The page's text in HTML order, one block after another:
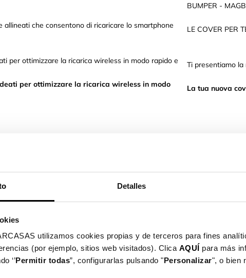
Detalles
utilizamos cookies propias y de terceros para fines
(por ejemplo, sitios web visitados). Clica AQUÍ para más
‘’Permitir todas”, configurarlas pulsando "Personalizar", o bien
che consentono di ricaricare lo smartphone
per ottimizzare la ricarica wireless in modo rapido e
per ottimizzare la ricarica wireless in modo
wireless: contiene magneti che allineano l'iPhone
BUMPER -
LE COVER PER
Ti presentiamo
La tua nuova
Questa nuova
consentono di
velocemente.
I nostri
I nostri